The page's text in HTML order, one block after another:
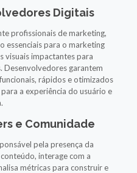
Digitais
profissionais de marketing,
essenciais para o marketing
visuais impactantes para
Desenvolvedores garantem
rápidos e otimizados
a experiência do usuário e
e Comunidade
pela presença da
interage com a
métricas para construir e